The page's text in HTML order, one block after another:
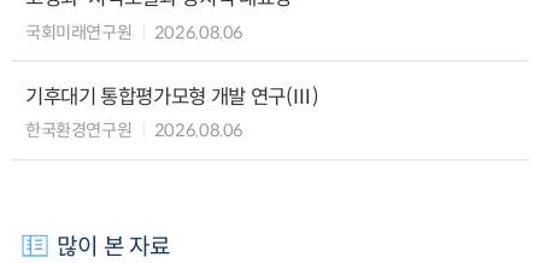
국회미래연구원 2026.08.06
기후대기 통합평가모형 개발 연구(Ⅲ)
한국환경연구원 2026.08.06
많이 본 자료